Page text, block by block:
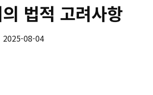
법적 고려사항
2025-08-04